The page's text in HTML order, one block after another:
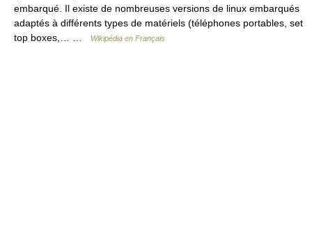
embarqué. Il existe de nombreuses versions de linux embarqués
adaptés à différents types de matériels (téléphones portables, set
top boxes,… …
Wikipédia en Français